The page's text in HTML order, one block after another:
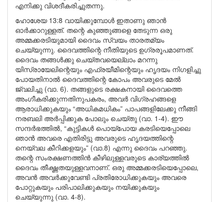
എനിക്കു വിശദീകരിച്ചുതന്നു.
ഹോശേയ 13:8 വായിക്കുമ്പോൾ ഇതാണു ഞാൻ
ഓർക്കാറുള്ളത്. തന്റെ കുഞ്ഞുങ്ങളെ തേടുന്ന ഒരു
അമ്മക്കരടിയുമായി ദൈവം സ്വയം താരതമ്യം
ചെയ്യുന്നു. ദൈവത്തിന്റെ നീതിയുടെ ഉഗ്രരൂപമാണത്.
ദൈവം തങ്ങൾക്കു ചെയ്തവയെല്ലാം മറന്നു
യിസ്രായേലിന്റെയും എഫ്രയീമിന്റെയും ഹൃദയം നിഗളിച്ചു
പോയതിനാൽ ദൈവത്തിന്റെ കോപം അവരുടെ മേൽ
ജ്വലിച്ചു (വാ. 6). തങ്ങളുടെ രക്ഷകനായി ദൈവത്തെ
അംഗീകരിക്കുന്നതിനുപകരം, അവർ വിഗ്രഹങ്ങളെ
ആരാധിക്കുകയും “അധികമധികം” പാപങ്ങളിലേക്കു നീങ്ങി
നരബലി അർപ്പിക്കുക പോലും ചെയ്തു (വാ. 1-4). ഈ
സന്ദർഭത്തിൽ, “കുട്ടികൾ പൊയ്പോയ കരടിയെപ്പോലെ
ഞാൻ അവരെ എതിരിട്ടു അവരുടെ ഹൃദയത്തിന്റെ
നെയ്വല കീറിക്കളയും” (വാ.8) എന്നു ദൈവം പറഞ്ഞു.
തന്റെ സംരക്ഷണത്തിൻ കീഴിലുള്ളവരുടെ കാര്യത്തിൽ
ദൈവം തീക്ഷ്ണതയുള്ളവനാണ്. ഒരു അമ്മക്കരടിയെപ്പോലെ,
അവൻ അവർക്കുവേണ്ടി പ്രതിരോധിക്കുകയും അവരെ
പോറ്റുകയും പരിപാലിക്കുകയും നയിക്കുകയും
ചെയ്യുന്നു (വാ. 4-8).